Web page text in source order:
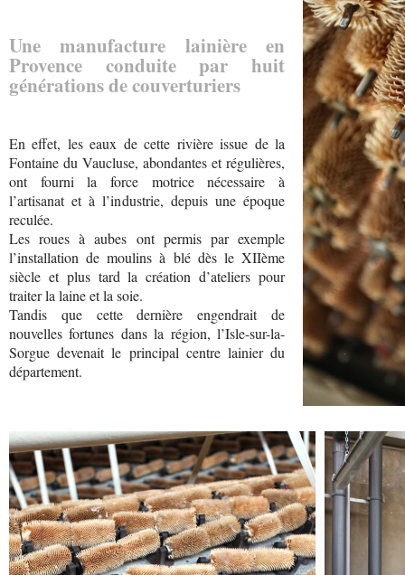
Une manufacture lainière en
Provence conduite par huit
générations de couverturiers
En effet, les eaux de cette rivière issue de la
Fontaine du Vaucluse, abondantes et régulières,
ont fourni la force motrice nécessaire à
l’artisanat et à l’industrie, depuis une époque
reculée.
Les roues à aubes ont permis par exemple
l’installation de moulins à blé dès le XIIème
siècle et plus tard la création d’ateliers pour
traiter la laine et la soie.
Tandis que cette dernière engendrait de
nouvelles fortunes dans la région, l’Isle-sur-la-
Sorgue devenait le principal centre lainier du
département.